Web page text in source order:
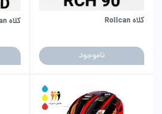
کلاه Rollcan
ناموجود
کلاه Rollcan مدل Velocidad